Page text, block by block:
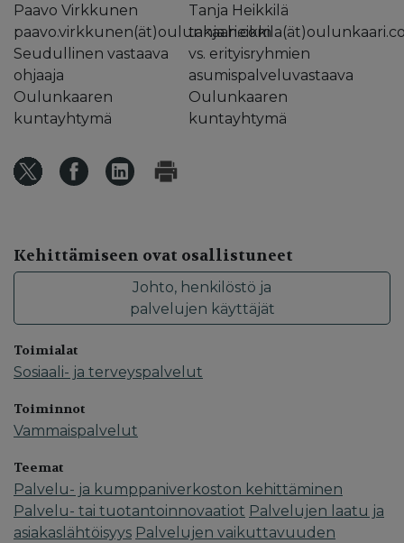
Paavo Virkkunen
paavo.virkkunen(ät)oulunkaari.com
Seudullinen vastaava
ohjaaja
Oulunkaaren
kuntayhtymä
Tanja Heikkilä
vs. erityisryhmien
asumispalveluvastaava
Oulunkaaren
kuntayhtymä
Kehittämiseen ovat osallistuneet
Johto, henkilöstö ja
palvelujen käyttäjät
Toimialat
Sosiaali- ja terveyspalvelut
Toiminnot
Vammaispalvelut
Teemat
Palvelu- ja kumppaniverkoston kehittäminen
Palvelu- tai tuotantoinnovaatiot Palvelujen laatu ja
asiakaslähtöisyys Palvelujen vaikuttavuuden